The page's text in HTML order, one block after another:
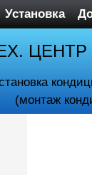
Установка
(монтаж